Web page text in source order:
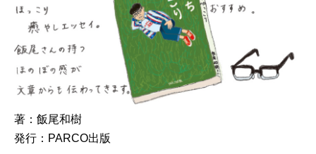
著：飯尾和樹
発行：PARCO出版